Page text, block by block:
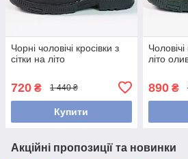
Чорні чоловічі кросівки з
сітки на літо
720 ₴ 1 440 ₴
Купити
Чоловічі
літо
890₴
Акційні пропозиції та новинки